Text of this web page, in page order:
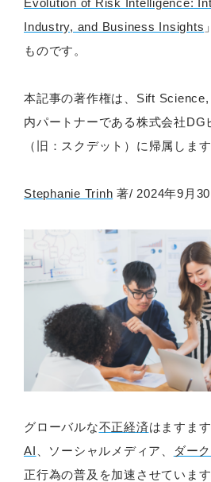
Evolution of Risk Intelligence:
Industry, and Business Insights
ものです。
本記事の著作権は、Sift
内パートナーである株式会社DG
（旧：スクデット）に帰属します
Stephanie Trinh 著/ 2024年9月30
グローバルな不正経済はますま
AI 、ソーシャルメディア、 ダー
正行為の普及を加速させていま